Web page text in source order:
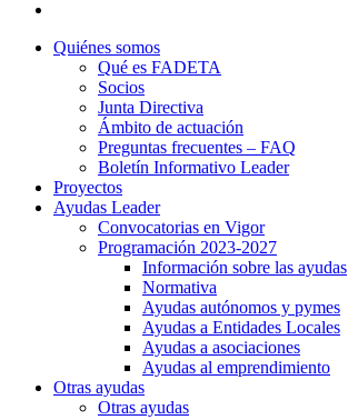
Quiénes somos
Qué es FADETA
Socios
Junta Directiva
Ámbito de actuación
Preguntas frecuentes – FAQ
Boletín Informativo Leader
Proyectos
Ayudas Leader
Convocatorias en Vigor
Programación 2023-2027
Información sobre las ayudas
Normativa
Ayudas autónomos y pymes
Ayudas a Entidades Locales
Ayudas a asociaciones
Ayudas al emprendimiento
Otras ayudas
Otras ayudas